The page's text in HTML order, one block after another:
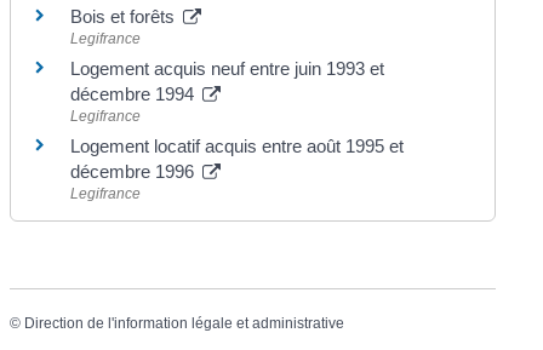
Bois et forêts
Legifrance
Logement acquis neuf entre juin 1993 et
décembre 1994
Legifrance
Logement locatif acquis entre août 1995 et
décembre 1996
Legifrance
© Direction de l'information légale et administrative